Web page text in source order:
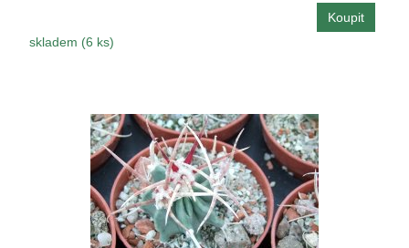
skladem (6 ks)